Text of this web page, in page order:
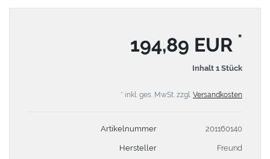
194,89 EUR *
Inhalt 1 Stück
* inkl. ges. MwSt. zzgl. Versandkosten
Artikelnummer 201160140
Hersteller Freund